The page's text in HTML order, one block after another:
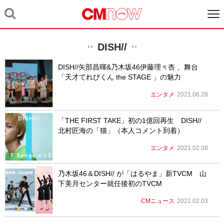
DISH//
DISH//矢部昌暉&乃木坂46伊藤理々杏 、舞台
「天才てれびくん the STAGE 」の魅力
エンタメ 2021.06.28
「THE FIRST TAKE」初の1億回再生 DISH//
北村匠海の「猫」（本人コメント到着）
エンタメ 2021.02.08
乃木坂46＆DISH// が「はるやま」新TVCM 山
下美月センター就任後初のTVCM
CMニュース 2021.02.03